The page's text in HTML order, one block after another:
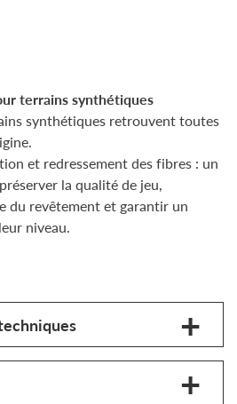
terrains synthétiques
synthétiques retrouvent toutes
et redressement des fibres : un
la qualité de jeu,
du revêtement et garantir un
niveau.